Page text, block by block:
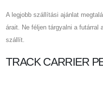
A legjobb szállítási ajánlat
árait. Ne féljen tárgyalni a futárral
szállít.
TRACK CARRIER